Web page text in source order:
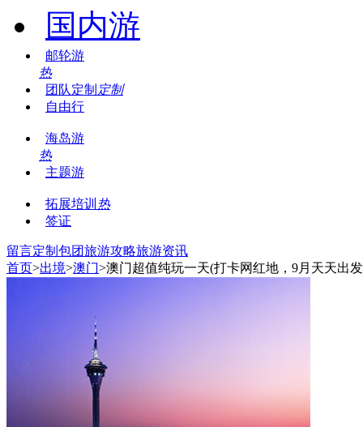
国内游
邮轮游
热
团队定制 定制
自由行
海岛游
热
主题游
拓展培训 热
签证
留言定制包团旅游攻略旅游资讯
首页>出境>澳门>澳门超值纯玩一天(打卡网红地，9月天天出